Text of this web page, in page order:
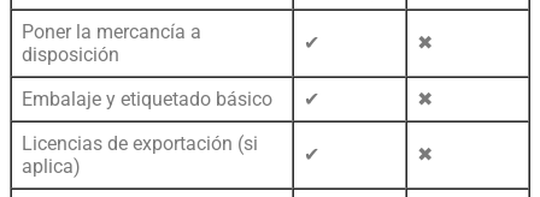
Poner la mercancía a
disposición
✔ ✖
Embalaje y etiquetado básico ✔
✖
Licencias de exportación (si
aplica)
✔ ✖